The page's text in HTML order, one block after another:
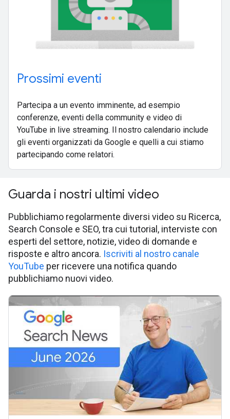
Prossimi eventi
Partecipa a un evento imminente, ad esempio
conferenze, eventi della community e video di
YouTube in live streaming. Il nostro calendario include
gli eventi organizzati da Google e quelli a cui stiamo
partecipando come relatori.
Guarda i nostri ultimi video
Pubblichiamo regolarmente diversi video su Ricerca,
Search Console e SEO, tra cui tutorial, interviste con
esperti del settore, notizie, video di domande e
risposte e altro ancora. Iscriviti al nostro canale
YouTube per ricevere una notifica quando
pubblichiamo nuovi video.